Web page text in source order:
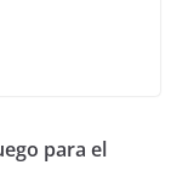
para el